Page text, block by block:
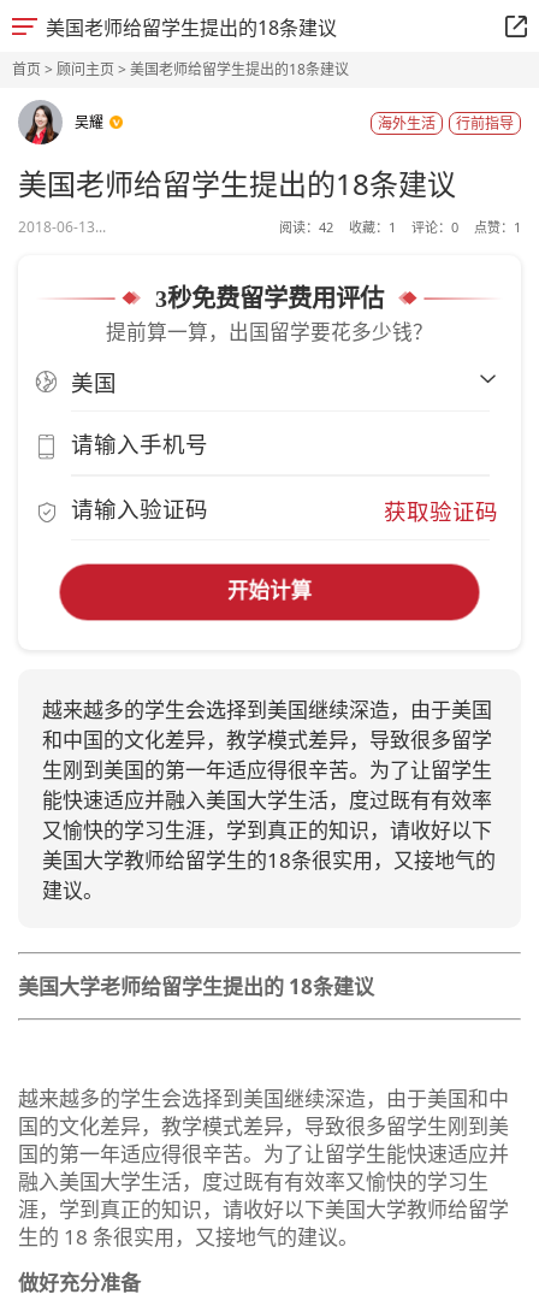
美国老师给留学生提出的18条建议
首页> 顾问主页> 美国老师给留学生提出的18条建议
吴耀 行前指导
海外生活
美国老师给留学生提出的18条建议
2018-06-13... 阅读： 42 收藏： 1 评论： 0 点赞： 1
3秒免费留学费用评估
提前算一算，出国留学要花多少钱？
获取验证码
开始计算
越来越多的学生会选择到美国继续深造，由于美国
和中国的文化差异，教学模式差异，导致很多留学
生刚到美国的第一年适应得很辛苦。为了让留学生
能快速适应并融入美国大学生活，度过既有有效率
又愉快的学习生涯，学到真正的知识，请收好以下
美国大学教师给留学生的18条很实用，又接地气的
建议。
美国大学老师给留学生提出的 18条建议
越来越多的学生会选择到美国继续深造，由于美国和中
国的文化差异，教学模式差异，导致很多留学生刚到美
国的第一年适应得很辛苦。为了让留学生能快速适应并
融入美国大学生活，度过既有有效率又愉快的学习生
涯，学到真正的知识，请收好以下美国大学教师给留学
生的 18 条很实用，又接地气的建议。
做好充分准备